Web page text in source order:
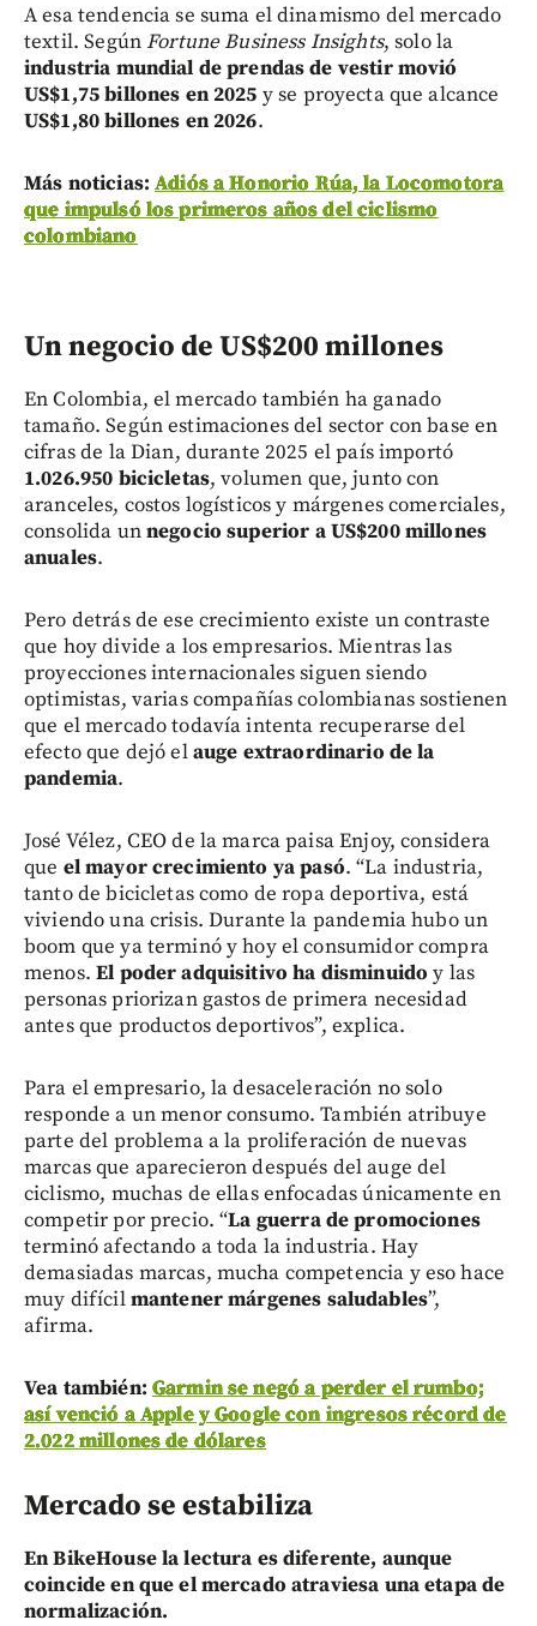
A esa tendencia se suma el dinamismo del mercado
textil. SegúnFortune Business Insights, solo la
industria mundial de prendas de vestir movió
US$1,75 billones en 2025 y se proyecta que alcance
US$1,80 billones en 2026.
Más noticias:Adiós a Honorio Rúa, la Locomotora
que impulsó los primeros años del ciclismo
colombiano
Un negocio de US$200 millones
En Colombia, el mercado también ha ganado
tamaño. Según estimaciones del sector con base en
cifras de la Dian, durante 2025 el país importó
1.026.950 bicicletas, volumen que, junto con
aranceles, costos logísticos y márgenes comerciales,
consolida unnegocio superior a US$200 millones
anuales.
Pero detrás de ese crecimiento existe un contraste
que hoy divide a los empresarios. Mientras las
proyecciones internacionales siguen siendo
optimistas, varias compañías colombianas sostienen
que el mercado todavía intenta recuperarse del
efecto que dejó elauge extraordinario de la
pandemia.
José Vélez, CEO de la marca paisa Enjoy, considera
que el mayor crecimiento ya pasó. “La industria,
tanto de bicicletas como de ropa deportiva, está
viviendo una crisis. Durante la pandemia hubo un
boom que ya terminó y hoy el consumidor compra
menos.El poder adquisitivo ha disminuido y las
personas priorizan gastos de primera necesidad
antes que productos deportivos”, explica.
Para el empresario, la desaceleración no solo
responde a un menor consumo. También atribuye
parte del problema a la proliferación de nuevas
marcas que aparecieron después del auge del
ciclismo, muchas de ellas enfocadas únicamente en
competir por precio. “La guerra de promociones
terminó afectando a toda la industria. Hay
demasiadas marcas, mucha competencia y eso hace
muy difícilmantener márgenes saludables”,
afirma.
Vea también: Garmin se negó a perder el rumbo;
así venció a Apple y Google con ingresos récord de
2.022 millones de dólares
Mercado se estabiliza
En BikeHouse la lectura es diferente, aunque
coincide en que el mercado atraviesa una etapa de
normalización.